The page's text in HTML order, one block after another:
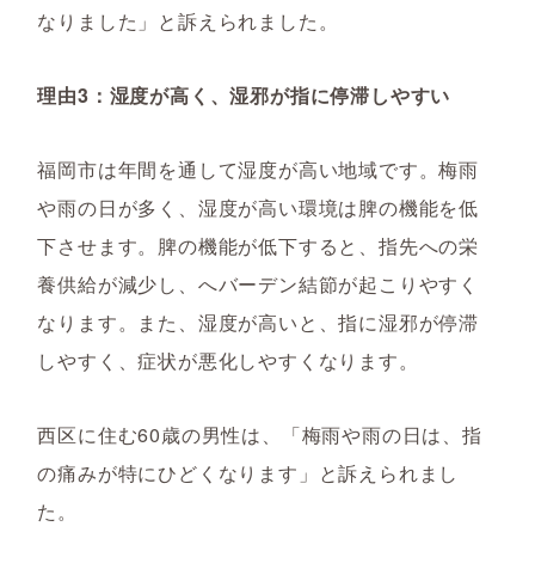
なりました」と訴えられました。
理由3：湿度が高く、湿邪が指に停滞しやすい
福岡市は年間を通して湿度が高い地域です。梅雨
や雨の日が多く、湿度が高い環境は脾の機能を低
下させます。脾の機能が低下すると、指先への栄
養供給が減少し、へバーデン結節が起こりやすく
なります。また、湿度が高いと、指に湿邪が停滞
しやすく、症状が悪化しやすくなります。
西区に住む60歳の男性は、「梅雨や雨の日は、指
の痛みが特にひどくなります」と訴えられまし
た。